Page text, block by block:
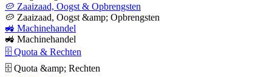
🥔 Zaaizaad, Oogst & Opbrengsten
🥔 Zaaizaad, Oogst &amp; Opbrengsten
🚜 Machinehandel
🚜 Machinehandel
🗄 Quota & Rechten
🗄 Quota &amp; Rechten